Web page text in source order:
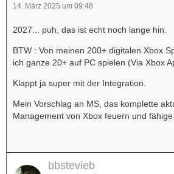
14. März 2025 um 09:48
2027... puh, das ist echt noch lange hin.
BTW : Von meinen 200+ digitalen Xbox
ich ganze 20+ auf PC spielen (Via Xbox
Klappt ja super mit der Integration.
Mein Vorschlag an MS, das komplette
Management von Xbox feuern und
bbstevieb